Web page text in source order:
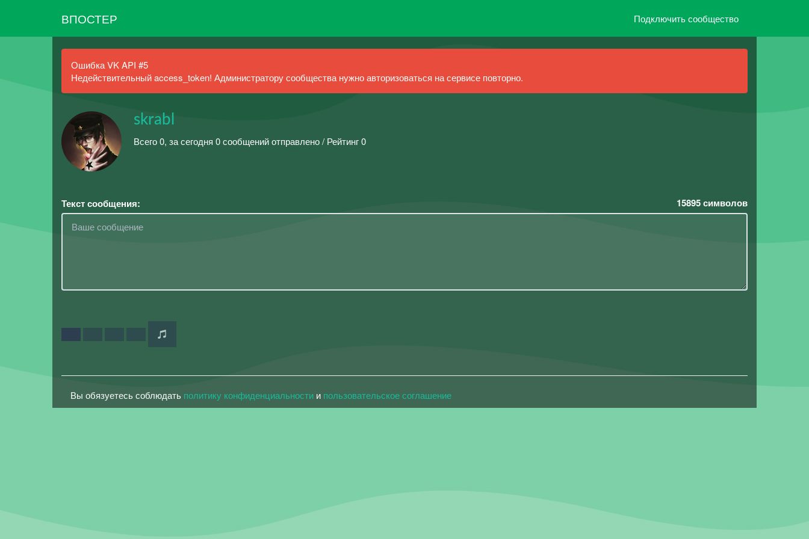
ВПОСТЕР Подключить сообщество
Ошибка VK API #5
Недействительный access_token! Администратору сообщества нужно авторизоваться на сервисе повторно.
skrabl
Всего 0, за сегодня 0 сообщений отправлено / Рейтинг 0
Текст сообщения: 15895символов
Вы обязуетесь соблюдать политику конфиденциальности и пользовательское соглашение